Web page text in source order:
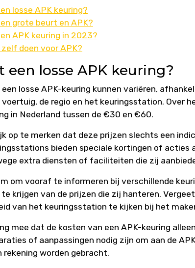
losse APK keuring?
grote beurt en APK?
APK keuring in 2023?
doen voor APK?
een losse APK keuring?
losse APK-keuring kunnen variëren,
de regio en het keuringsstation. Over
in Nederland tussen de €30 en €60.
op te merken dat deze prijzen slechts een
bieden speciale kortingen of acties
extra diensten of faciliteiten die zij
om vooraf te informeren bij verschillende
krijgen van de prijzen die zij hanteren.
van het keuringsstation te kijken bij het
mee dat de kosten van een APK-keuring
of aanpassingen nodig zijn om aan de
rekening worden gebracht.